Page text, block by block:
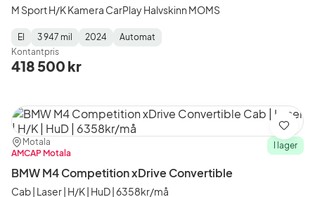
M Sport H/K Kamera CarPlay Halvskinn MOMS
Fuel
Type:
El
Mätarställning :
3 947 mil
Model
Year:
2024
Gearbox
Type:
Automat
Kontantpris
418 500 kr
Plats:
Motala
Återförsäljare:
AMCAP Motala
I lager
BMW M4 Competition xDrive Convertible
Cab | Laser | H/K | HuD | 6358kr/må
Spara